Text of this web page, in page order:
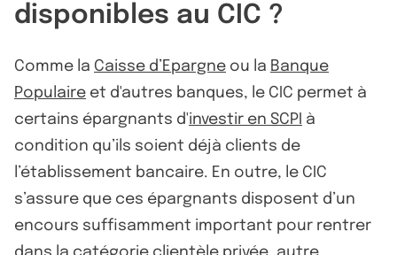
disponibles au CIC ?
Comme la Caisse d’Epargne ou la Banque
Populaire et d'autres banques, le CIC permet à
certains épargnants d'investir en SCPI à
condition qu’ils soient déjà clients de
l’établissement bancaire. En outre, le CIC
s’assure que ces épargnants disposent d’un
encours suffisamment important pour rentrer